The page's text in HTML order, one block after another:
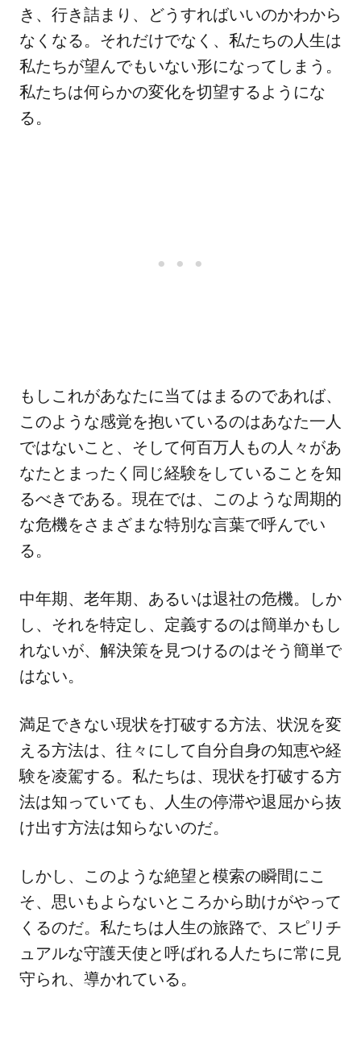
き、行き詰まり、どうすればいいのかわから
なくなる。それだけでなく、私たちの人生は
私たちが望んでもいない形になってしまう。
私たちは何らかの変化を切望するようにな
る。
もしこれがあなたに当てはまるのであれば、
このような感覚を抱いているのはあなた一人
ではないこと、そして何百万人もの人々があ
なたとまったく同じ経験をしていることを知
るべきである。現在では、このような周期的
な危機をさまざまな特別な言葉で呼んでい
る。
中年期、老年期、あるいは退社の危機。しか
し、それを特定し、定義するのは簡単かもし
れないが、解決策を見つけるのはそう簡単で
はない。
満足できない現状を打破する方法、状況を変
える方法は、往々にして自分自身の知恵や経
験を凌駕する。私たちは、現状を打破する方
法は知っていても、人生の停滞や退屈から抜
け出す方法は知らないのだ。
しかし、このような絶望と模索の瞬間にこ
そ、思いもよらないところから助けがやって
くるのだ。私たちは人生の旅路で、スピリチ
ュアルな守護天使と呼ばれる人たちに常に見
守られ、導かれている。